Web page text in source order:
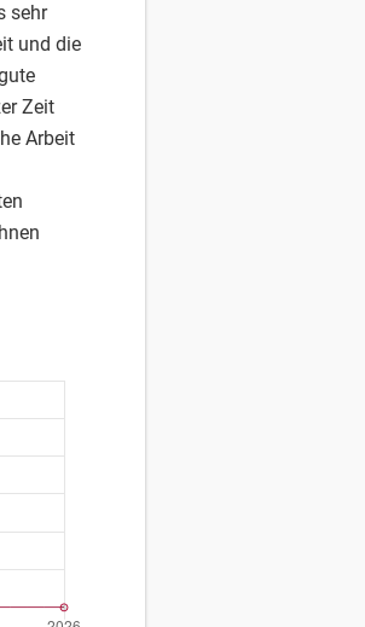
sehr
und die
Zeit
Arbeit